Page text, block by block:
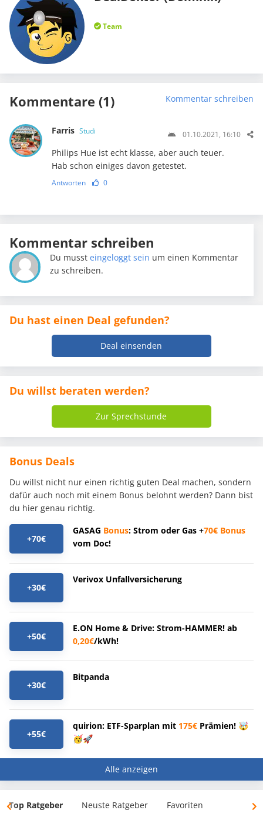
Team
Kommentare (1) Kommentar schreiben
Farris Studi 01.10.2021, 16:10
Philips Hue ist echt klasse, aber auch teuer.
Hab schon einiges davon getestet.
Antworten 0
Kommentar schreiben
Du mussteingeloggt sein um einen Kommentar
zu schreiben.
Du hast einen Deal gefunden?
Deal einsenden
Du willst beraten werden?
Zur Sprechstunde
Bonus Deals
Du willst nicht nur einen richtig guten Deal machen, sondern
dafür auch noch mit einem Bonus belohnt werden? Dann bist
du hier genau richtig.
+70€
GASAG Bonus: Strom oder Gas +70€ Bonus
vom Doc!
+30€
Verivox Unfallversicherung
+50€
E.ON Home & Drive: Strom-HAMMER! ab
0,20€/kWh!
+30€
Bitpanda
+55€
quirion: ETF-Sparplan mit 175€ Prämien! 🤯
🥳🚀
Alle anzeigen
Top Ratgeber Neuste Ratgeber Favoriten